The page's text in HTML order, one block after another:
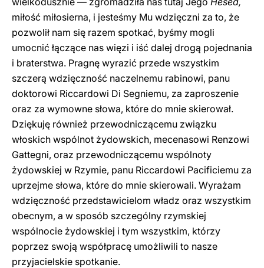
miłość miłosierna, i jesteśmy Mu wdzięczni za to, że
pozwolił nam się razem spotkać, byśmy mogli
umocnić łączące nas więzi i iść dalej drogą pojednania
i braterstwa. Pragnę wyrazić przede wszystkim
szczerą wdzięczność naczelnemu rabinowi, panu
doktorowi Riccardowi Di Segniemu, za zaproszenie
oraz za wymowne słowa, które do mnie skierował.
Dziękuję również przewodniczącemu związku
włoskich wspólnot żydowskich, mecenasowi Renzowi
Gattegni, oraz przewodniczącemu wspólnoty
żydowskiej w Rzymie, panu Riccardowi Pacificiemu za
uprzejme słowa, które do mnie skierowali. Wyrażam
wdzięczność przedstawicielom władz oraz wszystkim
obecnym, a w sposób szczególny rzymskiej
wspólnocie żydowskiej i tym wszystkim, którzy
poprzez swoją współpracę umożliwili to nasze
przyjacielskie spotkanie.